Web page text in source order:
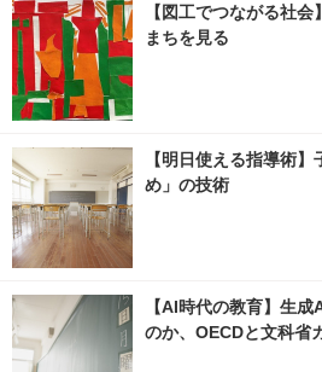
【図工でつながる社会
まちを見る
【明日使える指導術
め」の技術
【AI時代の教育】生
のか、OECDと文科省